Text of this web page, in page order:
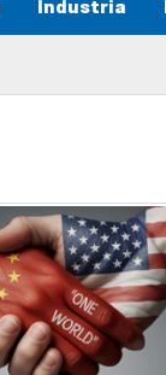
Industria